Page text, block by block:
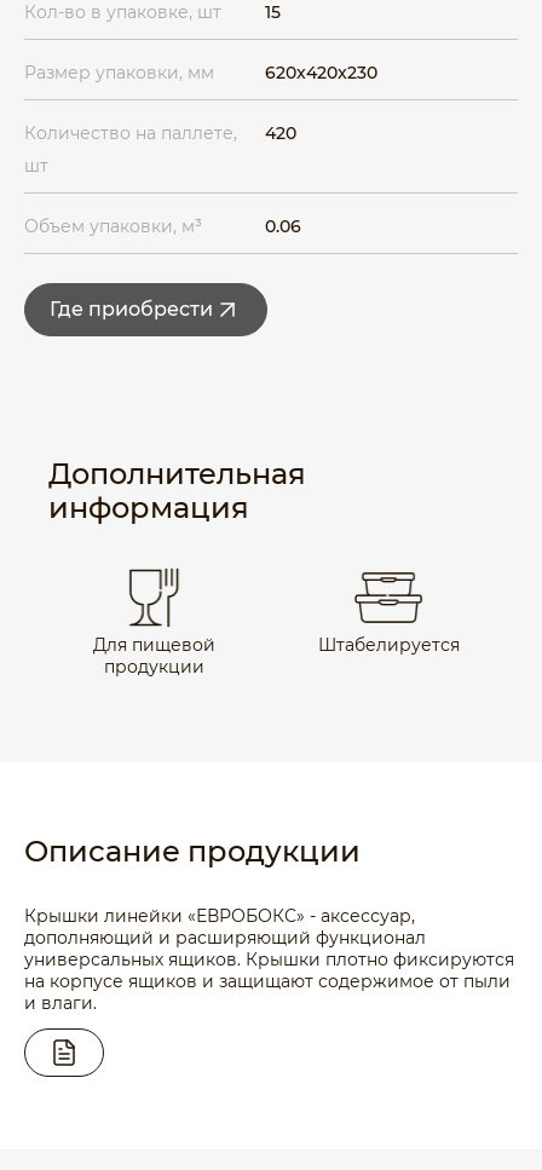
Кол-во в упаковке, шт 15
Размер упаковки, мм 620x420x230
Количество на паллете,
шт
420
Объем упаковки, м³ 0.06
Где приобрести
Дополнительная
информация
Для пищевой
продукции
Штабелируется
Описание продукции
Крышки линейки «ЕВРОБОКС» - аксессуар,
дополняющий и расширяющий функционал
универсальных ящиков. Крышки плотно фиксируются
на корпусе ящиков и защищают содержимое от пыли
и влаги.